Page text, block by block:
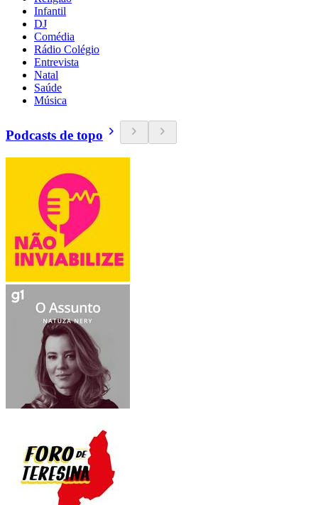
Infantil
DJ
Comédia
Rádio Colégio
Entrevista
Natal
Saúde
Música
Podcasts de topo